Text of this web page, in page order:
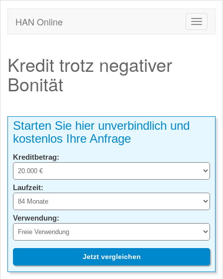
HAN Online
Kredit trotz negativer
Bonität
Starten Sie hier unverbindlich und
kostenlos Ihre Anfrage
Kreditbetrag:
Laufzeit:
Verwendung:
Jetzt vergleichen